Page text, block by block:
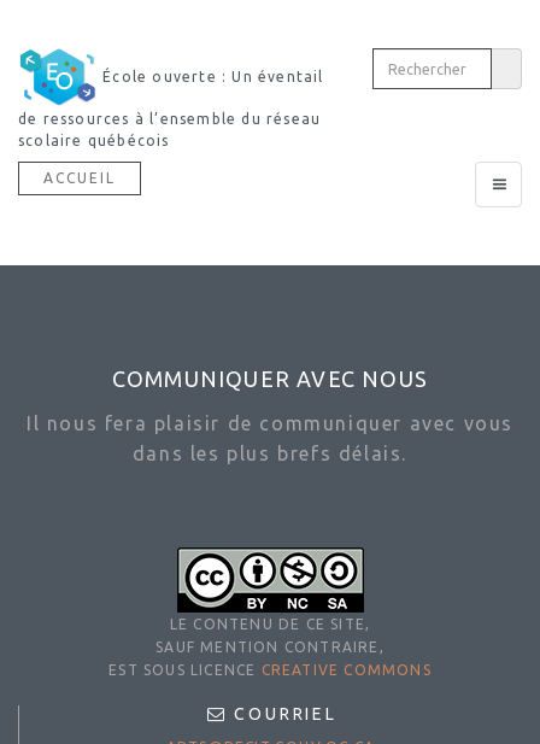
École ouverte : Un éventail
de ressources à l’ensemble du réseau
scolaire québécois
Toggle
ACCUEIL
COMMUNIQUER AVEC NOUS
Il nous fera plaisir de communiquer avec vous
dans les plus brefs délais.
LE CONTENU DE CE SITE,
SAUF MENTION CONTRAIRE,
EST SOUS LICENCE
CREATIVE COMMONS
COURRIEL